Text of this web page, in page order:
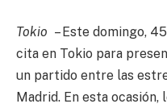
Tokio – Este domingo,
cita en Tokio para
un partido entre las
Madrid. En esta